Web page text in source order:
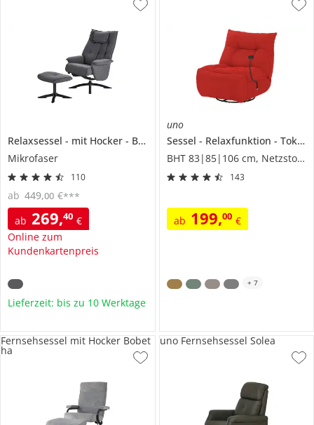
Relaxsessel mit Hocker
Betsy
Mikrofaser
110
ab 269,40 €
Online zum
Kundenkartenpreis
ab 449,00 €***
Lieferzeit: bis zu 10 Werktage
uno
Sessel
Relaxfunktion
Tokyo
BHT 83|85|106 cm, Netzstoff/Mesh
143
ab 199,00 €
+ 7
Fernsehsessel mit Hocker Bobet
ha
uno Fernsehsessel Solea